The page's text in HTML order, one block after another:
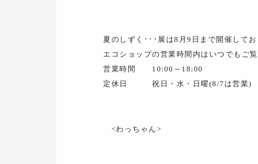
夏のしずく･･･展は8月9日まで開催してお
エコショップの営業時間内はいつでもご覧
営業時間 10:00～18:00
定休日 祝日・水・日曜(8/7は営業)
<わっちゃん>